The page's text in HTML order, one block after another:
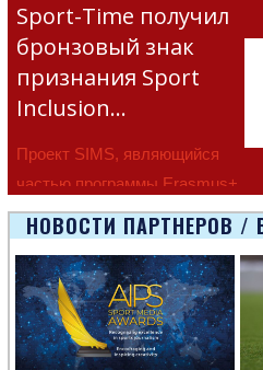
Sport-Time получил
бронзовый знак
признания Sport
Inclusion…
Проект SIMS, являющийся
частью программы Erasmus+
Европейско
НОВОСТИ ПАРТНЕРОВ